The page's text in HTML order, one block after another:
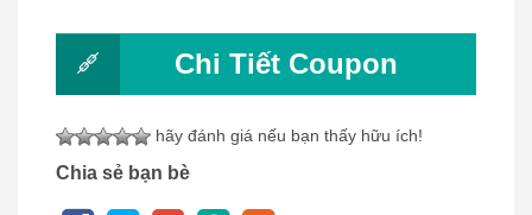
Chi Tiết Coupon
hãy đánh giá nếu bạn thấy hữu ích!
Chia sẻ bạn bè